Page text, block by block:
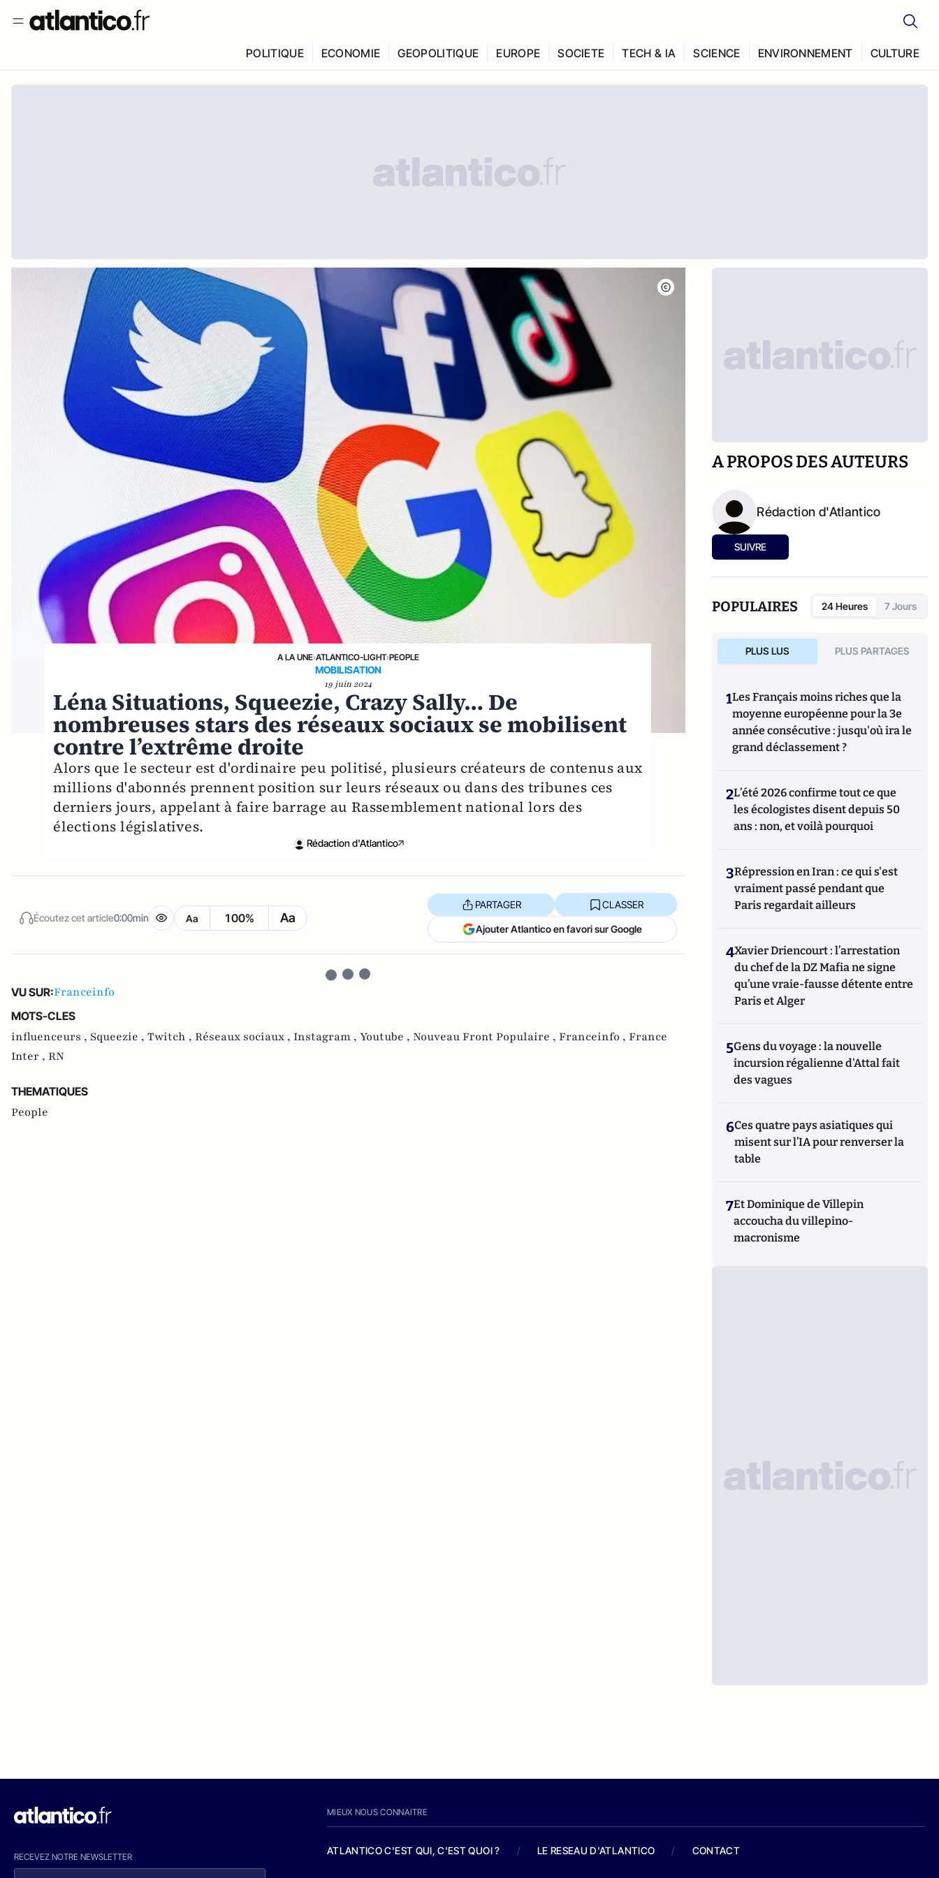
POLITIQUE ECONOMIE GEOPOLITIQUE EUROPE SOCIETE TECH & IA SCIENCE ENVIRONNEMENT CULTURE
A LA UNE›ATLANTICO-LIGHT›PEOPLE
MOBILISATION
19 juin 2024
Léna Situations, Squeezie, Crazy Sally… De
nombreuses stars des réseaux sociaux se mobilisent
contre l’extrême droite
Alors que le secteur est d'ordinaire peu politisé, plusieurs créateurs de contenus aux
millions d'abonnés prennent position sur leurs réseaux ou dans des tribunes ces
derniers jours, appelant à faire barrage au Rassemblement national lors des
élections législatives.
Rédaction d'Atlantico
Écoutez cet article0:00min Aa 100% Aa
PARTAGER CLASSER
Ajouter Atlantico en favori sur Google
VU SUR:Franceinfo
MOTS-CLES
influenceurs , Squeezie , Twitch , Réseaux sociaux , Instagram , Youtube , Nouveau Front Populaire , Franceinfo , France
Inter , RN
THEMATIQUES
People
A PROPOS DES AUTEURS
Rédaction d'Atlantico
SUIVRE
POPULAIRES 24 Heures 7 Jours
PLUS LUS PLUS PARTAGES
1Les Français moins riches que la
moyenne européenne pour la 3e
année consécutive : jusqu'où ira le
grand déclassement ?
2L’été 2026 confirme tout ce que
les écologistes disent depuis 50
ans : non, et voilà pourquoi
3Répression en Iran : ce qui s'est
vraiment passé pendant que
Paris regardait ailleurs
4Xavier Driencourt : l’arrestation
du chef de la DZ Mafia ne signe
qu’une vraie-fausse détente entre
Paris et Alger
5Gens du voyage : la nouvelle
incursion régalienne d'Attal fait
des vagues
6Ces quatre pays asiatiques qui
misent sur l’IA pour renverser la
table
7Et Dominique de Villepin
accoucha du villepino-
macronisme
RECEVEZ NOTRE NEWSLETTER
MIEUX NOUS CONNAITRE
ATLANTICO C'EST QUI, C'EST QUOI ? / LE RESEAU D'ATLANTICO / CONTACT